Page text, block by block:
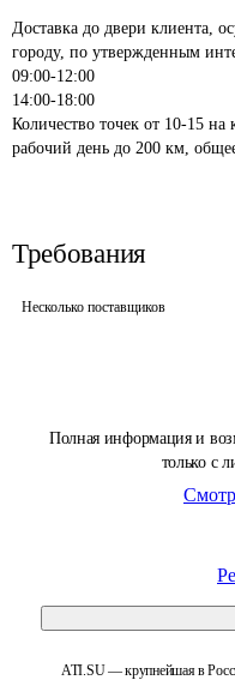
Полная информация и
только с
ATI.SU — крупнейшая в
Доставка до двери клиента,
городу, по утвержденным
09:00-12:00
14:00-18:00
Количество точек от 10-15
Требования
Несколько поставщиков